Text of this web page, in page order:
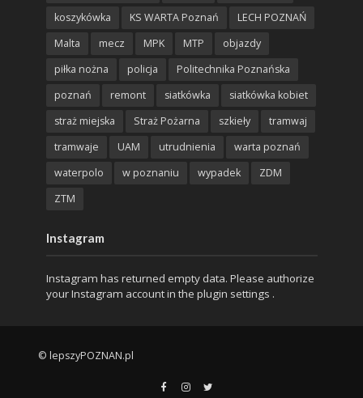
koszykówka
KS WARTA Poznań
LECH POZNAŃ
Malta
mecz MPK MTP
objazdy
piłka nożna
policja
Politechnika Poznańska
poznań
remont siatkówka
siatkówka kobiet
straż miejska
Straż Pożarna szkieły
tramwaj
tramwaje
UAM utrudnienia
warta poznań
waterpolo
w poznaniu wypadek
ZDM
ZTM
Instagram
Instagram has returned empty data. Please authorize
your Instagram account in the plugin settings .
© lepszyPOZNAN.pl